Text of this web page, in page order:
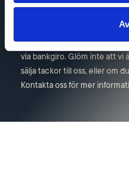
Övrig
Hos NSG betalar du tryggt
via bankgiro. Glöm inte att vi
sälja tackor till oss, eller om
Kontakta oss för mer